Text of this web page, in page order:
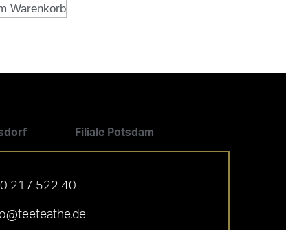
5 Warenkorb
Filiale Potsdam
217 522 40